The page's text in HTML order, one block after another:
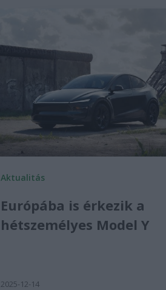
Aktualitás
Európába is érkezik a
hétszemélyes Model Y
2025-12-14